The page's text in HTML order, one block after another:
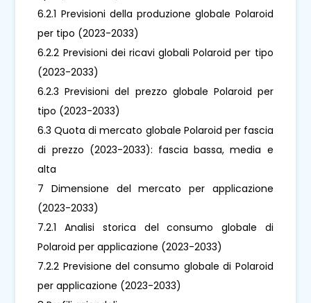
6.2.1 Previsioni della produzione globale Polaroid
per tipo (2023-2033)
6.2.2 Previsioni dei ricavi globali Polaroid per tipo
(2023-2033)
6.2.3 Previsioni del prezzo globale Polaroid per
tipo (2023-2033)
6.3 Quota di mercato globale Polaroid per fascia
di prezzo (2023-2033): fascia bassa, media e
alta
7 Dimensione del mercato per applicazione
(2023-2033)
7.2.1 Analisi storica del consumo globale di
Polaroid per applicazione (2023-2033)
7.2.2 Previsione del consumo globale di Polaroid
per applicazione (2023-2033)